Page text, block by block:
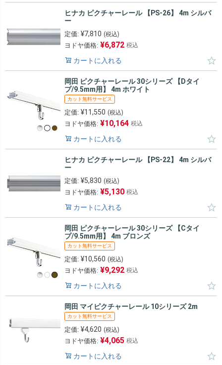
ヒナカ ピクチャーレール 【PS-26】 4m シルバ
ー
定価: ¥7,810 (税込)
ヨドヤ価格: ¥6,872 税込
カートに入れる
岡田 ピクチャーレール 30シリーズ 【Dタイ
プ/9.5mm用】 4m ホワイト
カット無料サービス
定価: ¥11,550 (税込)
ヨドヤ価格: ¥10,164 税込
カートに入れる
ヒナカ ピクチャーレール 【PS-22】 4m シルバ
ー
定価: ¥5,830 (税込)
ヨドヤ価格: ¥5,130 税込
カートに入れる
岡田 ピクチャーレール 30シリーズ 【Cタイ
プ/9.5mm用】 4m ブロンズ
カット無料サービス
定価: ¥10,560 (税込)
ヨドヤ価格: ¥9,292 税込
カートに入れる
岡田 マイピクチャーレール 10シリーズ 2m
カット無料サービス
定価: ¥4,620 (税込)
ヨドヤ価格: ¥4,065 税込
カートに入れる